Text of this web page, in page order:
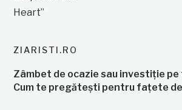
ZIARISTI.RO
Zâmbet de ocazie sau investiție pe
Cum te pregătești pentru fațete